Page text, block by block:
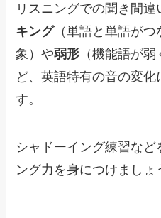
リスニングでの聞き間違
キング（単語と単語がつ
象）や弱形 （機能語が
ど、英語特有の音の変
す。
シャドーイング練習な
ング力を身につけましょ